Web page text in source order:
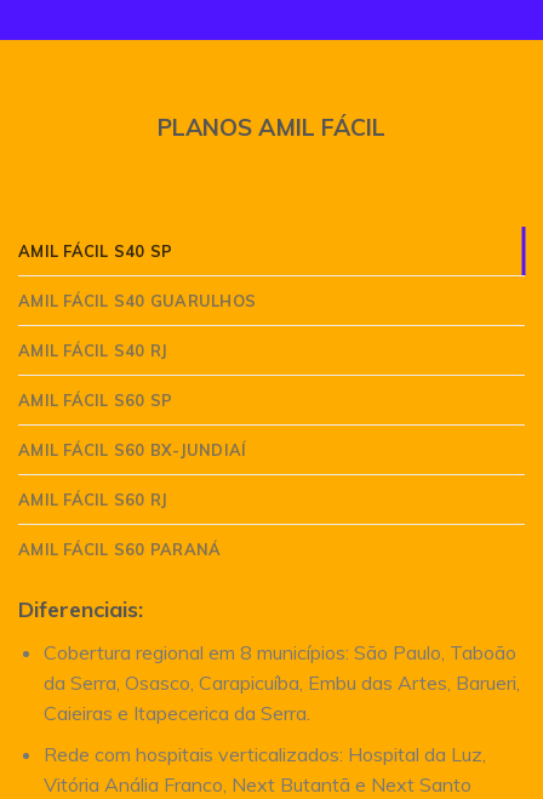
PLANOS AMIL FÁCIL
AMIL FÁCIL S40 SP
AMIL FÁCIL S40 GUARULHOS
AMIL FÁCIL S40 RJ
AMIL FÁCIL S60 SP
AMIL FÁCIL S60 BX-JUNDIAÍ
AMIL FÁCIL S60 RJ
AMIL FÁCIL S60 PARANÁ
Diferenciais:
Cobertura regional em 8 municípios: São Paulo, Taboão
da Serra, Osasco, Carapicuíba, Embu das Artes, Barueri,
Caieiras e Itapecerica da Serra.
Rede com hospitais verticalizados: Hospital da Luz,
Vitória Anália Franco, Next Butantã e Next Santo